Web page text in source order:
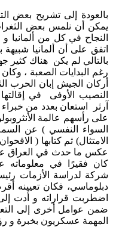
بالعودة إلى تشريح بعض
يمكن أن نلمس بعض
النجاح في كل من ألمانيا
اتفق على أن ألمانيا شبيهة
بالتالي لم يكن هناك
رغم البدايات الصعبة ،
أركان الجيش إبان الحرب
النصيب الأوفى في
آرثر استعان بعدد من خبراء
على رأسهم عالمة
السواء النفسي ) عن
الامتثال) ثم كتابها (
عكس ما حدث في العراق عند
كان فقيرًا في معلوماته
شركة لدراسة الأزمات
دبلوماسي، فكان تعيينه
اضطربت قراراته و أدت
ضمن عوامل أخرى إلى
المهمة عسكريون بخبرة و